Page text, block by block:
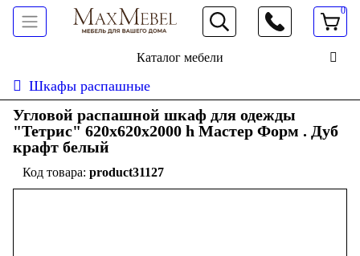
066 472 19 61
0
Каталог мебели
Шкафы распашные
Угловой распашной шкаф для одежды
"Тетрис" 620х620х2000 h Мастер Форм . Дуб
крафт белый
product31127